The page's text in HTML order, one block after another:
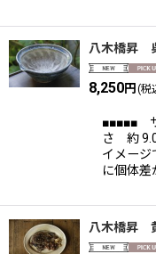
八木橋昇
8,250円 (税
■■■■■
さ 約
イメー
に個体差
八木橋昇